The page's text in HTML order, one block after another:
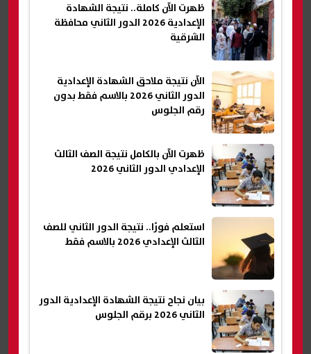
ظهرت الآن كاملة.. نتيجة الشهادة
الإعدادية 2026 الدور الثاني محافظة
الشرقية
الآن نتيجة ملاحق الشهادة الإعدادية
الدور الثاني 2026 بالاسم فقط بدون
رقم الجلوس
ظهرت الآن بالكامل نتيجة الصف الثالث
الإعدادي الدور الثاني 2026
استعلم فورًا.. نتيجة الدور الثاني للصف
الثالث الإعدادي 2026 بالاسم فقط
بيان نجاح نتيجة الشهادة الإعدادية الدور
الثاني 2026 برقم الجلوس